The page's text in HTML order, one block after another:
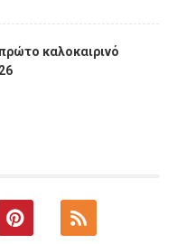
καλοκαιρινό